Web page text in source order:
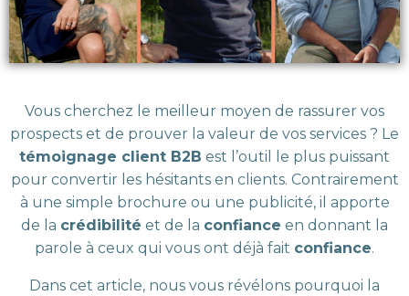
Vous cherchez le meilleur moyen de rassurer vos
prospects et de prouver la valeur de vos services ? Le
témoignage client B2B est l’outil le plus puissant
pour convertir les hésitants en clients. Contrairement
à une simple brochure ou une publicité, il apporte
de la crédibilité et de la confiance en donnant la
parole à ceux qui vous ont déjà fait confiance.
Dans cet article, nous vous révélons pourquoi la